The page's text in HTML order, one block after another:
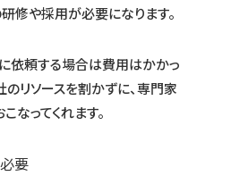
修や採用が必要になります。
依頼する場合は費用はかかっ
のリソースを割かずに、専門家
なってくれます。
要